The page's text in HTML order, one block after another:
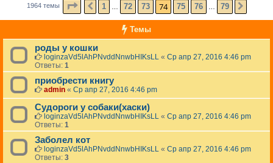
1964 темы СТРАНИЦА 74ИЗ79
ПРЕД.
1 72 73 74 75 76 79
Темы
роды у кошки
loginzaVd5lAhPNvddNnwbHIKsLL « Ср апр 27, 2016 4:46 pm
Ответы: 1
приобрести книгу
admin « Ср апр 27, 2016 4:46 pm
Судороги у собаки(хаски)
loginzaVd5lAhPNvddNnwbHIKsLL « Ср апр 27, 2016 4:46 pm
Ответы: 1
Заболел кот
loginzaVd5lAhPNvddNnwbHIKsLL « Ср апр 27, 2016 4:46 pm
Ответы: 3